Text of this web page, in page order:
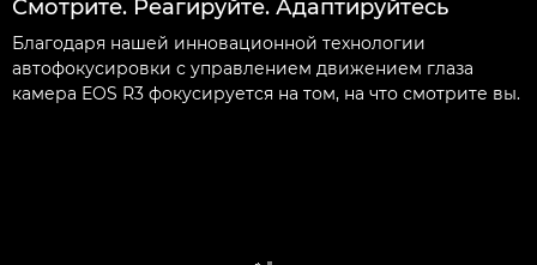
Смотрите. Реагируйте. Адаптируйтесь
Благодаря нашей инновационной технологии
автофокусировки с управлением движением глаза
камера EOS R3 фокусируется на том, на что смотрите вы.